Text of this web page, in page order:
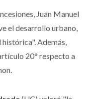
Juan Manuel
el desarrollo urbano,
Además,
20° respecto a